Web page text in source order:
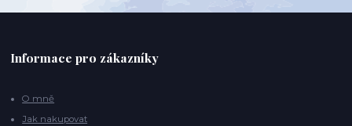
Informace pro zákazníky
O mně
Jak nakupovat